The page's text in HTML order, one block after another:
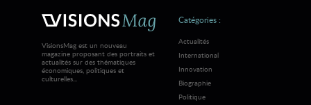
VisionsMag est un nouveau
magazine proposant des portraits et
actualités sur des thématiques
économiques, politiques et
culturelles...
Catégories :
Actualités
International
Innovation
Biographie
Politique